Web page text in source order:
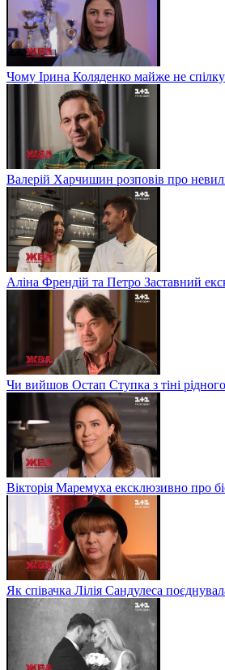
Чому Ірина Коляденко майже не
Валерій Харчишин розповів про
Аліна Френдій та Петро Заставний
Чи вийшов Остап Ступка з тіні
Вікторія Маремуха ексклюзивно про
Як співачка Лілія Сандулеса